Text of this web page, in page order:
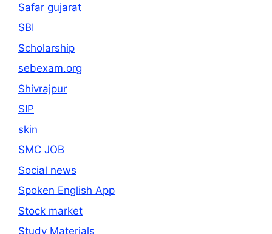
Safar gujarat
SBI
Scholarship
sebexam.org
Shivrajpur
SIP
skin
SMC JOB
Social news
Spoken English App
Stock market
Study Materials